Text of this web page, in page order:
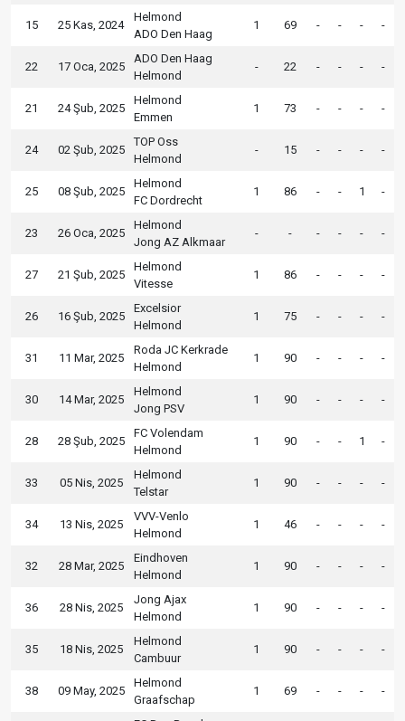
15 25 Kas, 2024
Helmond
ADO Den Haag
1 69 - - - -
22 17 Oca, 2025
ADO Den Haag
Helmond
- 22 - - - -
21 24 Şub, 2025
Helmond
Emmen
1 73 - - - -
24 02 Şub, 2025
TOP Oss
Helmond
- 15 - - - -
25 08 Şub, 2025
Helmond
FC Dordrecht
1 86 - - 1 -
23 26 Oca, 2025
Helmond
Jong AZ Alkmaar
- - - - - -
27 21 Şub, 2025
Helmond
Vitesse
1 86 - - - -
26 16 Şub, 2025
Excelsior
Helmond
1 75 - - - -
31 11 Mar, 2025
Roda JC Kerkrade
Helmond
1 90 - - - -
30 14 Mar, 2025
Helmond
Jong PSV
1 90 - - - -
28 28 Şub, 2025
FC Volendam
Helmond
1 90 - - 1 -
33 05 Nis, 2025
Helmond
Telstar
1 90 - - - -
34 13 Nis, 2025
VVV-Venlo
Helmond
1 46 - - - -
32 28 Mar, 2025
Eindhoven
Helmond
1 90 - - - -
36 28 Nis, 2025
Jong Ajax
Helmond
1 90 - - - -
35 18 Nis, 2025
Helmond
Cambuur
1 90 - - - -
38 09 May, 2025
Helmond
Graafschap
1 69 - - - -